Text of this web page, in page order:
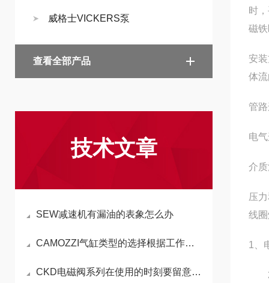
威格士VICKERS泵
查看全部产品
技术文章
SEW减速机有漏油的表象怎么办
CAMOZZI气缸类型的选择根据工作要求和条件来决定的
CKD电磁阀系列在使用的时刻要留意哪些规格
时
磁
安
体
管
电
介
压
线
1、
2